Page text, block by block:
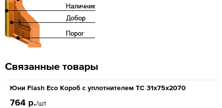
Связанные товары
Юни Flash Eco Короб с уплотнителем ТС 31x75x2070
764 р./шт